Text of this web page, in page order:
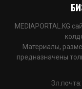
MEDIAPORTAL.KG
Материалы,
предназначены
Эл.почта: